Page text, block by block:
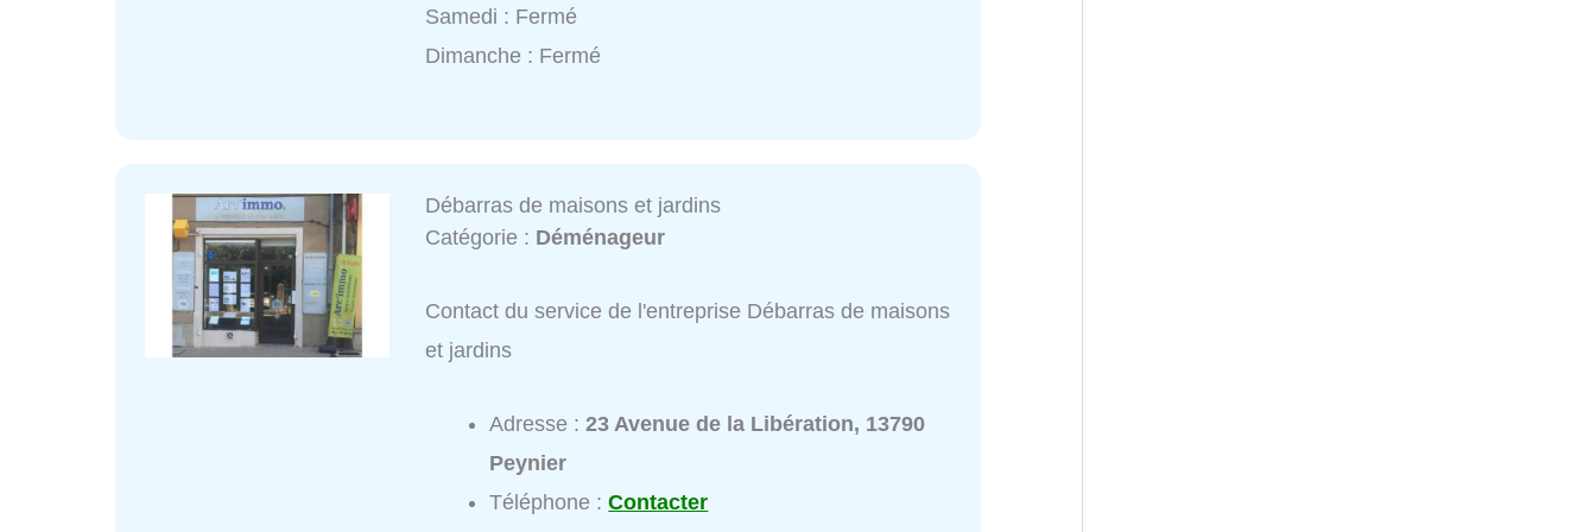
Samedi : Fermé
Dimanche : Fermé
Débarras de maisons et jardins
Catégorie : Déménageur
Contact du service de l'entreprise Débarras de maisons
et jardins
Adresse :23 Avenue de la Libération, 13790
Peynier
Téléphone :Contacter